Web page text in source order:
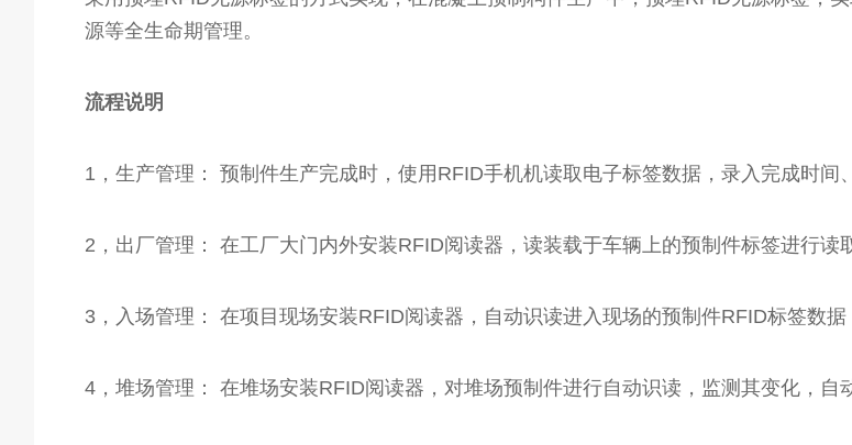
源等全生命期管理。
流程说明
1，生产管理： 预制件生产完成时，使用RFID手机机读取电子标签数据，录入完成时间
2，出厂管理： 在工厂大门内外安装RFID阅读器，读装载于车辆上的预制件标签进行
3，入场管理： 在项目现场安装RFID阅读器，自动识读进入现场的预制件RFID标签数据
4，堆场管理： 在堆场安装RFID阅读器，对堆场预制件进行自动识读，监测其变化，自